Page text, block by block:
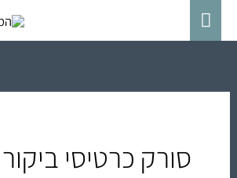
תפריט
סורק כרטיסי ביקור